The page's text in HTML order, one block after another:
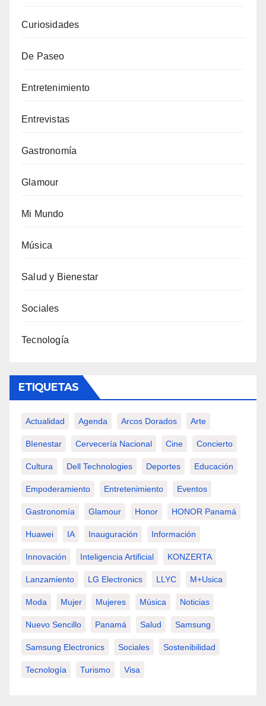
Curiosidades
De Paseo
Entretenimiento
Entrevistas
Gastronomía
Glamour
Mi Mundo
Música
Salud y Bienestar
Sociales
Tecnología
ETIQUETAS
Actualidad Agenda Arcos Dorados Arte
BIenestar Cervecería Nacional Cine Concierto
Cultura Dell Technologies Deportes Educación
Empoderamiento Entretenimiento Eventos
Gastronomía Glamour Honor HONOR Panamá
Huawei IA Inauguración Información
Innovación Inteligencia Artificial KONZERTA
Lanzamiento LG Electronics LLYC M+usica
Moda Mujer Mujeres Música Noticias
Nuevo Sencillo Panamá Salud Samsung
Samsung Electronics Sociales Sostenibilidad
Tecnología Turismo Visa